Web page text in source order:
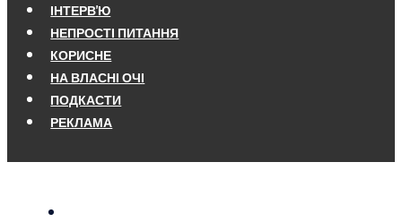
ІНТЕРВ'Ю
НЕПРОСТІ ПИТАННЯ
КОРИСНЕ
НА ВЛАСНІ ОЧІ
ПОДКАСТИ
РЕКЛАМА